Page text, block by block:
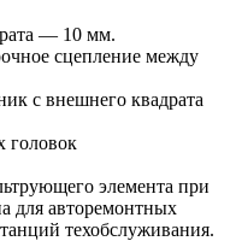
— 10 мм.
сцепление между
с внешнего квадрата
головок
элемента при
для авторемонтных
техобслуживания.